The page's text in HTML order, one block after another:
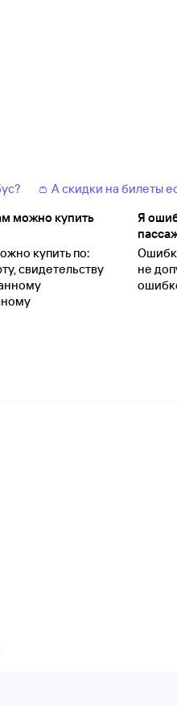
👛 А скидки на билеты
можно купить
купить по:
свидетельству
Я
не